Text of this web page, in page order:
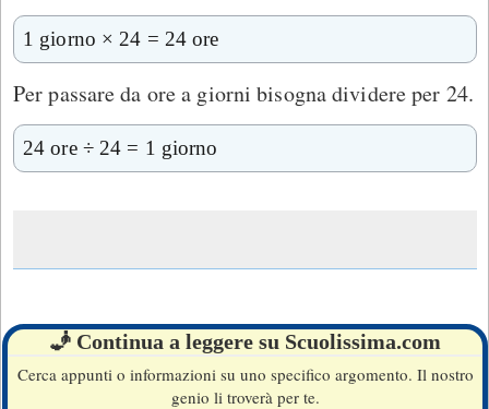
1 giorno × 24 = 24 ore
Per passare da ore a giorni bisogna dividere per 24.
24 ore ÷ 24 = 1 giorno
🧞 Continua a leggere su Scuolissima.com
Cerca appunti o informazioni su uno specifico argomento. Il nostro
genio li troverà per te.